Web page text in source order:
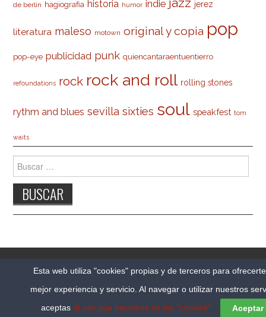
de berlín hagiografia historia humor indie jerez
literatura maleso motown original y copia pop
pop-eye publicidad punk quiencantaraentuentierro
refoundations rock rock and roll rolling stones
rythm and blues sevilla sixties soul speakfest tom
waits
Buscar:
© 2026 CARLESO.COM. TODOS LOS DERECHOS
RESERVADOS.
FASHIONISTA
POR ATHEMES
Esta web utiliza "cookies" propias y de terceros para
mejor experiencia y servicio. Al navegar o utilizar nuestros
aceptas el uso que hacemos de las "cookies" Aceptar